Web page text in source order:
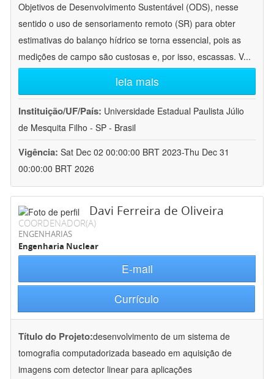
Objetivos de Desenvolvimento Sustentável (ODS), nesse
sentido o uso de sensoriamento remoto (SR) para obter
estimativas do balanço hídrico se torna essencial, pois as
medições de campo são custosas e, por isso, escassas. V...
leia mais
Instituição/UF/País: Universidade Estadual Paulista Júlio
de Mesquita Filho - SP - Brasil
Vigência: Sat Dec 02 00:00:00 BRT 2023-Thu Dec 31
00:00:00 BRT 2026
Davi Ferreira de Oliveira
COORDENADOR(A)
ENGENHARIAS
Engenharia Nuclear
E-mail
Currículo
Título do Projeto:desenvolvimento de um sistema de
tomografia computadorizada baseado em aquisição de
imagens com detector linear para aplicações